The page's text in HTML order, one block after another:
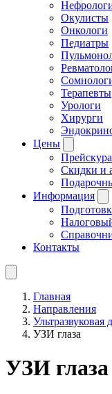
Окулисты
Онкологи
Педиатры
Терапевты
Урологи
Хирурги
Цены
Скидки и
Информация
Контакты
Главная
Направления
Ультразвуковая
УЗИ глаза
УЗИ глаза